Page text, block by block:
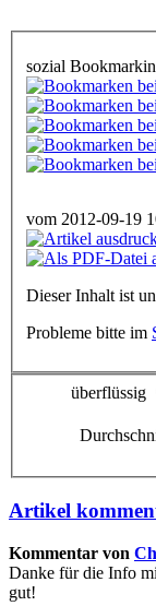
sozial
vom 2012-09-19
Dieser Inhalt ist
Probleme bitte im
überflüssig
Artikel
Kommentar von
Danke für die Info
gut!